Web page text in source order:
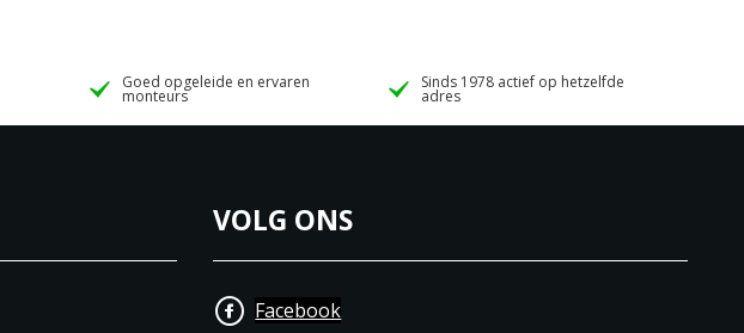
Goed opgeleide en ervaren
monteurs
Sinds 1978 actief op hetzelfde
adres
VOLG ONS
Facebook